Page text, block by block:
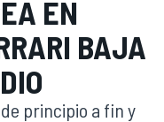
EN
BAJA
principio a fin y